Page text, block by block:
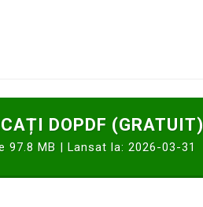
DOPDF (GRATUIT)
97.8 MB | Lansat la: 2026-03-31